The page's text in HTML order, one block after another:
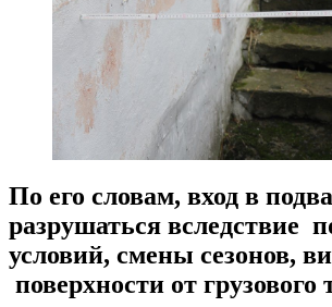
По его словам, вход в
разрушаться вследствие
условий, смены сезонов,
поверхности от грузового